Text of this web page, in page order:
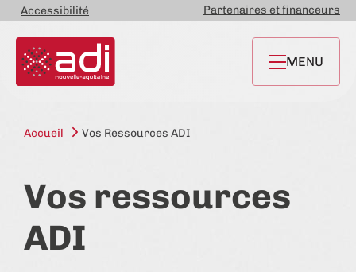
Accessibilité Partenaires et financeurs
MENU
Accueil Vos Ressources ADI
Vos ressources
ADI